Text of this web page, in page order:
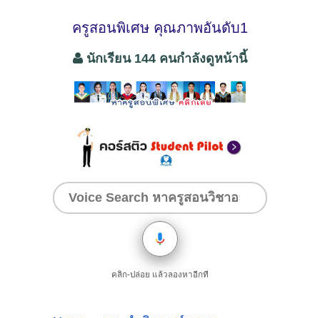
ครูสอนพิเศษ คุณภาพอันดับ1
นักเรียน 144 คนกำลังดูหน้านี้
คลิก-ปล่อย แล้วลองหาอีกที